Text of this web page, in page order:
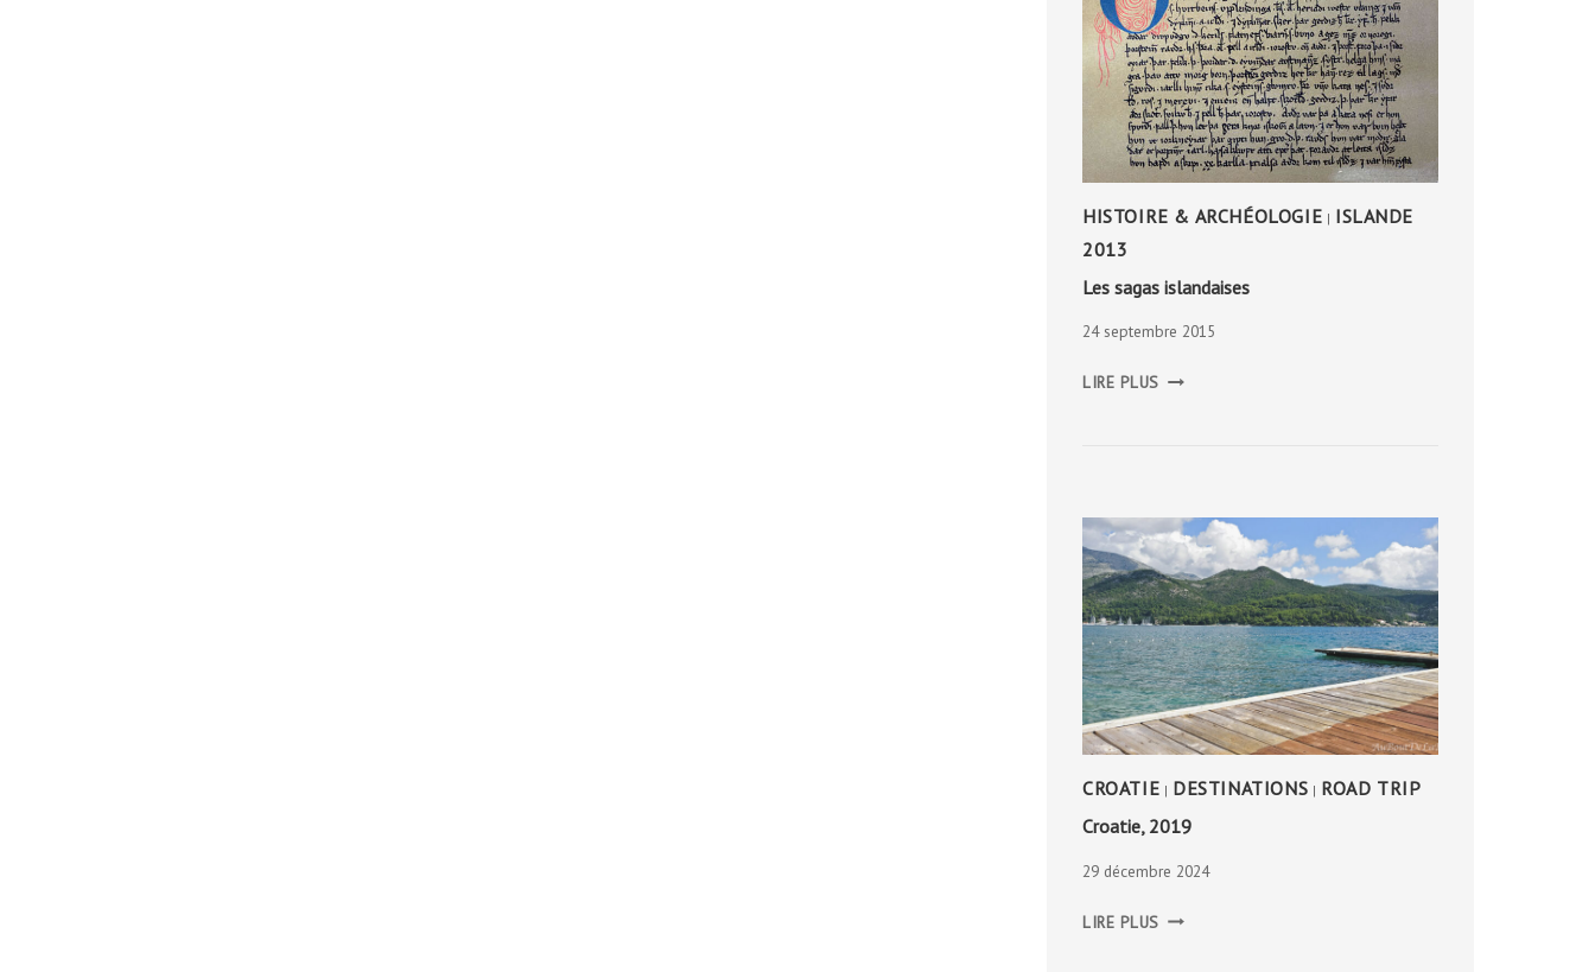
HISTOIRE & ARCHÉOLOGIE | ISLANDE
2013
Les sagas islandaises
24 septembre 2015
LIRE PLUS SAGAS
CROATIE | DESTINATIONS | ROAD TRIP
Croatie, 2019
29 décembre 2024
LIRE PLUS 2019